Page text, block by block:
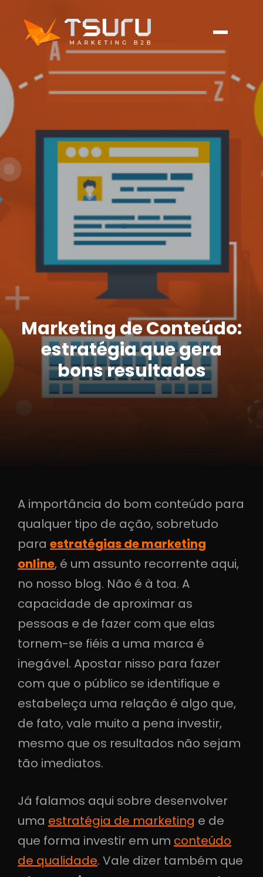
Marketing de Conteúdo:
estratégia que gera
bons resultados
A importância do bom conteúdo para
qualquer tipo de ação, sobretudo
para estratégias de marketing
online, é um assunto recorrente aqui,
no nosso blog. Não é à toa. A
capacidade de aproximar as
pessoas e de fazer com que elas
tornem-se fiéis a uma marca é
inegável. Apostar nisso para fazer
com que o público se identifique e
estabeleça uma relação é algo que,
de fato, vale muito a pena investir,
mesmo que os resultados não sejam
tão imediatos.
Já falamos aqui sobre desenvolver
uma estratégia de marketing e de
que forma investir em um conteúdo
de qualidade. Vale dizer também que